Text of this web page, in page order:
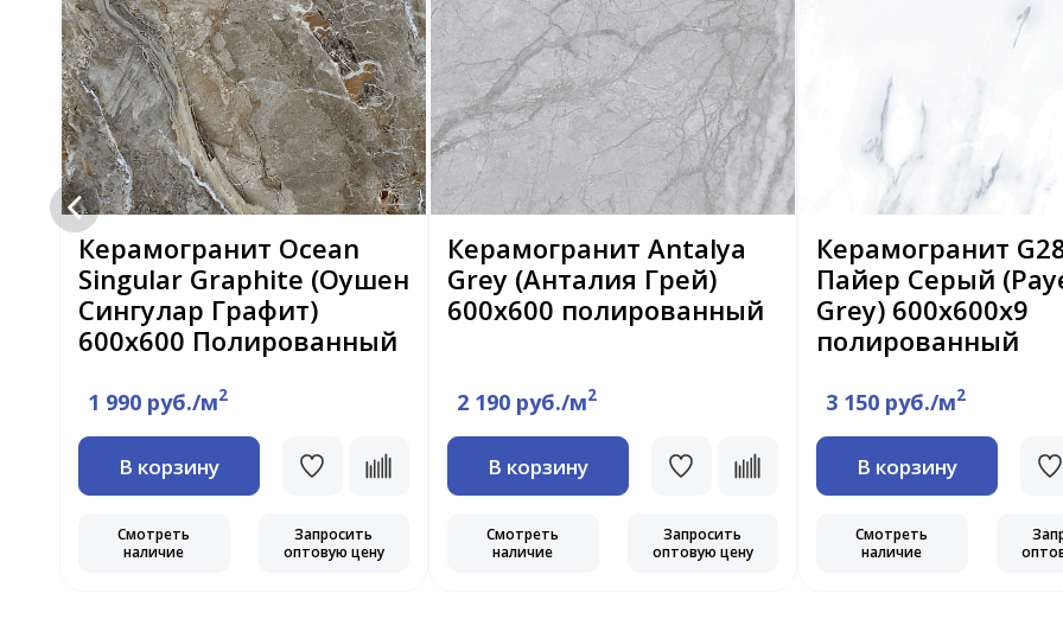
Керамогранит Ocean
Singular Graphite (Оушен
Сингулар Графит)
600x600 Полированный
1 990 руб./м2
В корзину
Смотреть
наличие
Запросить
оптовую цену
Керамогранит Antalya
Grey (Анталия Грей)
600х600 полированный
2 190 руб./м2
В корзину
Смотреть
наличие
Запросить
оптовую цену
Керамогранит
Пайер Серый
Grey) 600х600х9
полированный
3 150 руб./м2
В корзину
Смотреть
наличие